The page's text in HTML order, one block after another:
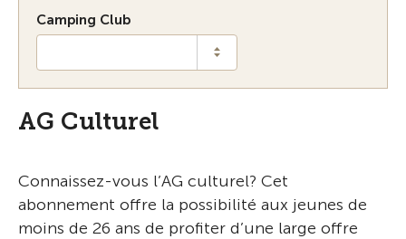
Camping Club
AG Culturel
Connaissez-vous l’AG culturel? Cet
abonnement offre la possibilité aux jeunes de
moins de 26 ans de profiter d’une large offre